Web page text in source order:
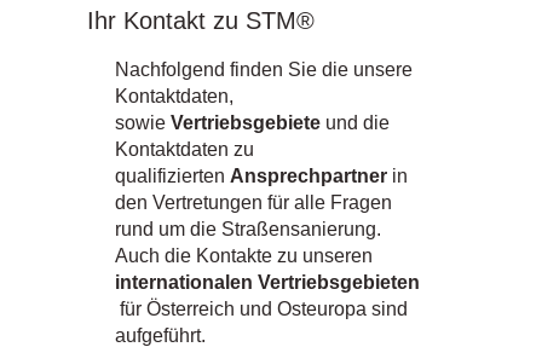
Ihr Kontakt zu STM®
Nachfolgend finden Sie die unsere
Kontaktdaten,
sowieVertriebsgebiete und die
Kontaktdaten zu
qualifizierten Ansprechpartner in
den Vertretungen für alle Fragen
rund um die Straßensanierung.
Auch die Kontakte zu unseren
internationalen Vertriebsgebieten
für Österreich und Osteuropa sind
aufgeführt.